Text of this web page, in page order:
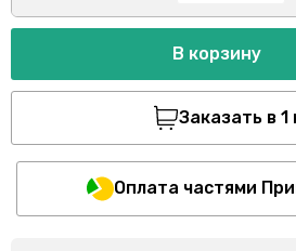
В корзину
Заказать в 1
Оплата частями